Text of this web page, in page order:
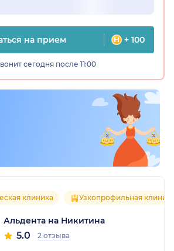
на прием + 100
сегодня после 11:00
клиника Узкопрофильная
Альдента на Никитина
5.0 2 отзыва